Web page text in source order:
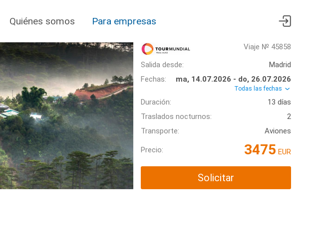
Quiénes somos Para empresas
Viaje № 45858
Salida desde:
Madrid
Fechas:
ma, 14.07.2026 - do, 26.07.2026
Todas las fechas
Duración:
13 días
Traslados nocturnos:
2
Transporte:
Aviones
Precio: 3475 EUR
Solicitar